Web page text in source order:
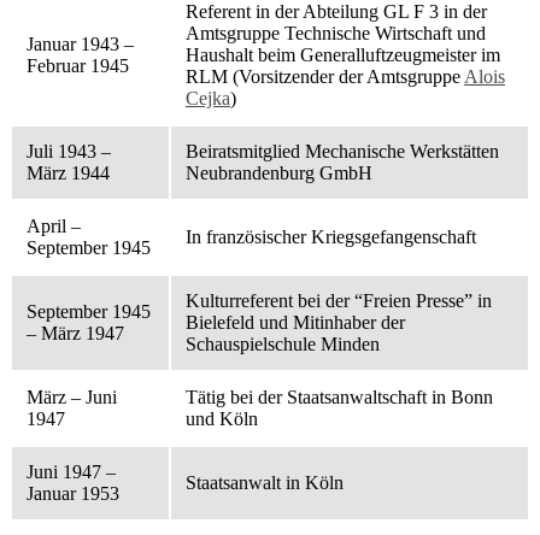
Januar 1943 –
Februar 1945
Referent in der Abteilung GL F 3 in der
Amtsgruppe Technische Wirtschaft und
Haushalt beim Generalluftzeugmeister im
RLM (Vorsitzender der Amtsgruppe Alois
Cejka)
Juli 1943 –
März 1944
Beiratsmitglied Mechanische Werkstätten
Neubrandenburg GmbH
April –
September 1945
In französischer Kriegsgefangenschaft
September 1945
– März 1947
Kulturreferent bei der “Freien Presse” in
Bielefeld und Mitinhaber der
Schauspielschule Minden
März – Juni
1947
Tätig bei der Staatsanwaltschaft in Bonn
und Köln
Juni 1947 –
Januar 1953
Staatsanwalt in Köln